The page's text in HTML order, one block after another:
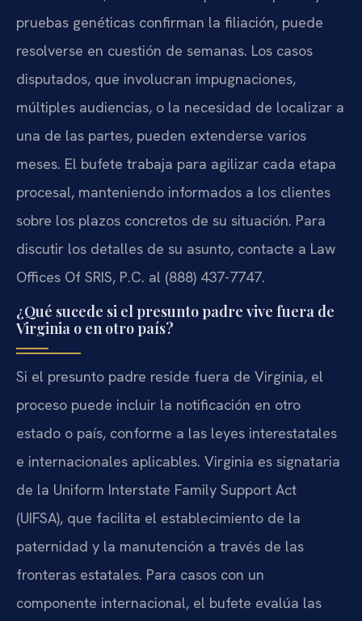
pruebas genéticas confirman la filiación, puede
resolverse en cuestión de semanas. Los casos
disputados, que involucran impugnaciones,
múltiples audiencias, o la necesidad de localizar a
una de las partes, pueden extenderse varios
meses. El bufete trabaja para agilizar cada etapa
procesal, manteniendo informados a los clientes
sobre los plazos concretos de su situación. Para
discutir los detalles de su asunto, contacte a Law
Offices Of SRIS, P.C. al (888) 437-7747.
¿Qué sucede si el presunto padre vive fuera de
Virginia o en otro país?
Si el presunto padre reside fuera de Virginia, el
proceso puede incluir la notificación en otro
estado o país, conforme a las leyes interestatales
e internacionales aplicables. Virginia es signataria
de la Uniform Interstate Family Support Act
(UIFSA), que facilita el establecimiento de la
paternidad y la manutención a través de las
fronteras estatales. Para casos con un
componente internacional, el bufete evalúa las